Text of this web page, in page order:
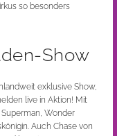
so besonders
Show
exklusive Show,
live in Aktion! Mit
Wonder
Auch Chase von